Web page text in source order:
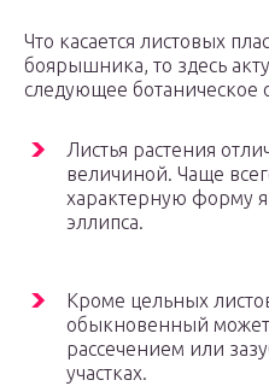
Что касается листовых
боярышника, то здесь
следующее ботаническое
Листья растения
величиной. Чаще
характерную форму
эллипса.
Кроме цельных
обыкновенный может
рассечением или
участках.